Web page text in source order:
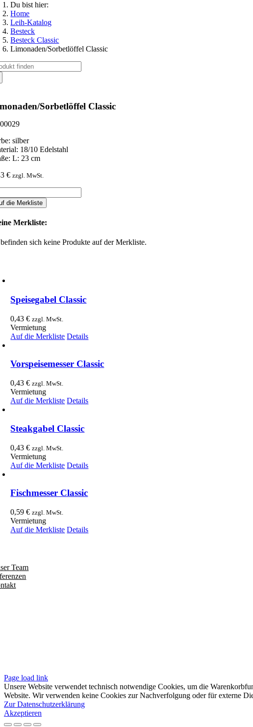
Du bist hier:
Home
Leih-Katalog
Besteck
Besteck Classic
Limonaden/Sorbetlöffel Classic
Sorbetlöffel Classic
silber
18/10 Edelstahl
L: 23 cm
€ zzgl. MwSt.
die Merkliste
Merkliste:
sich keine Produkte auf der Merkliste.
Speisegabel Classic
0,43€ zzgl. MwSt.
Vermietung
Auf die Merkliste Details
Vorspeisemesser Classic
0,43€ zzgl. MwSt.
Vermietung
Auf die Merkliste Details
Steakgabel Classic
0,43€ zzgl. MwSt.
Vermietung
Auf die Merkliste Details
Fischmesser Classic
0,59€ zzgl. MwSt.
Vermietung
Auf die Merkliste Details
Team
Page load link
Unsere Website verwendet technisch notwendige Cookies, um die
Website. Wir verwenden keine Cookies zur Nachverfolgung oder für externe
Zur Datenschutzerklärung
Akzeptieren